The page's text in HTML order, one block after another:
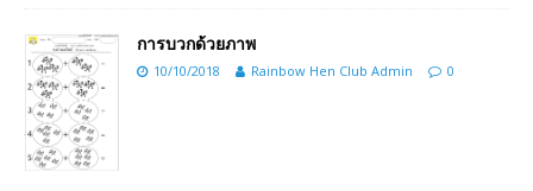
การบวกด้วยภาพ
10/10/2018 Rainbow Hen Club Admin 0